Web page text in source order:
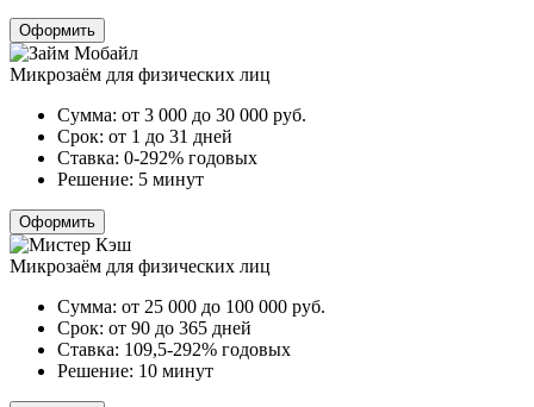
Оформить
Микрозаём для физических лиц
Сумма: от 3 000 до 30 000 руб.
Срок: от 1 до 31 дней
Ставка: 0-292% годовых
Решение: 5 минут
Оформить
Микрозаём для физических лиц
Сумма: от 25 000 до 100 000 руб.
Срок: от 90 до 365 дней
Ставка: 109,5-292% годовых
Решение: 10 минут